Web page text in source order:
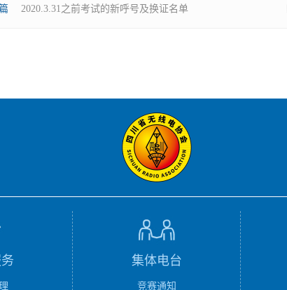
2020.3.31之前考试的新呼号及换证名单
集体电台
竞赛通知